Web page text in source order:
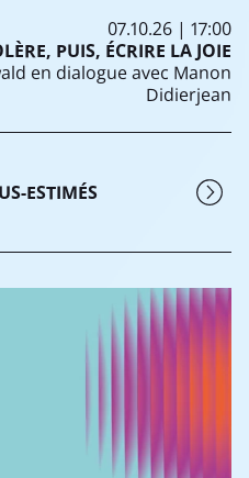
07.10.26 | 17:00
PUIS, ÉCRIRE LA JOIE
en dialogue avec Manon
Didierjean
ESTIMÉS